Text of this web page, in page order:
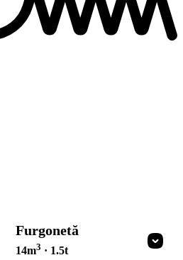
Furgonetă
14m3 · 1.5t